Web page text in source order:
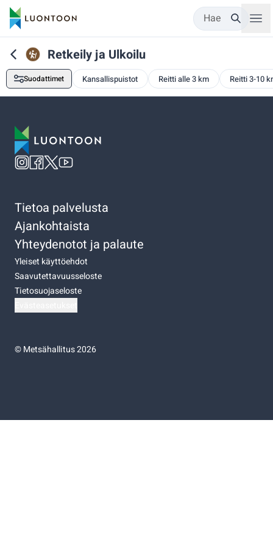
Hae
Retkeily ja Ulkoilu
Suodattimet Kansallispuistot Reitti alle 3 km Reitti 3-10
Tietoa palvelusta
Ajankohtaista
Yhteydenotot ja palaute
Yleiset käyttöehdot
Saavutettavuusseloste
Tietosuojaseloste
©Metsähallitus 2026